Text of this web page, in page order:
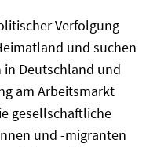
Verfolgung
und suchen
in Deutschland und
am Arbeitsmarkt
gesellschaftliche
und -migranten